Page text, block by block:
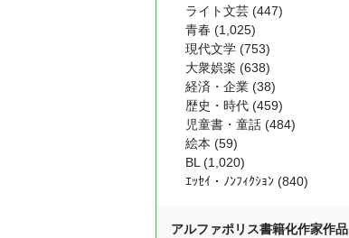
ライト文芸 (447)
青春 (1,025)
現代文学 (753)
大衆娯楽 (638)
経済・企業 (38)
歴史・時代 (459)
児童書・童話 (484)
絵本 (59)
BL (1,020)
ｴｯｾｲ・ﾉﾝﾌｨｸｼｮﾝ (840)
アルファポリス書籍化作家作品